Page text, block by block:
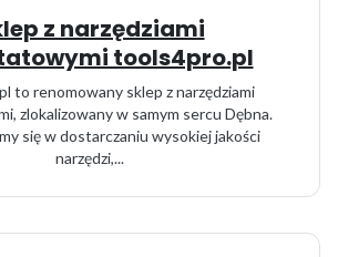
z narzędziami
tools4pro.pl
to renomowany sklep z narzędziami
zlokalizowany w samym sercu Dębna.
się w dostarczaniu wysokiej jakości
narzędzi,...